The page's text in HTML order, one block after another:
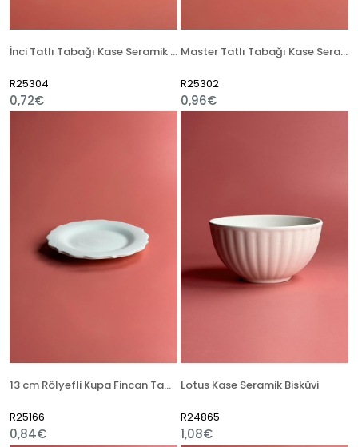
İnci Tatlı Tabağı Kase Seramik Bisküvi
R25304
0,72€
Master Tatlı Tabağı Kase Seramik Bisküvi
R25302
0,96€
13 cm Rölyefli Kupa Fincan Tabağı - Seramik Bisküvi
R25166
0,84€
Lotus Kase Seramik Bisküvi
R24865
1,08€